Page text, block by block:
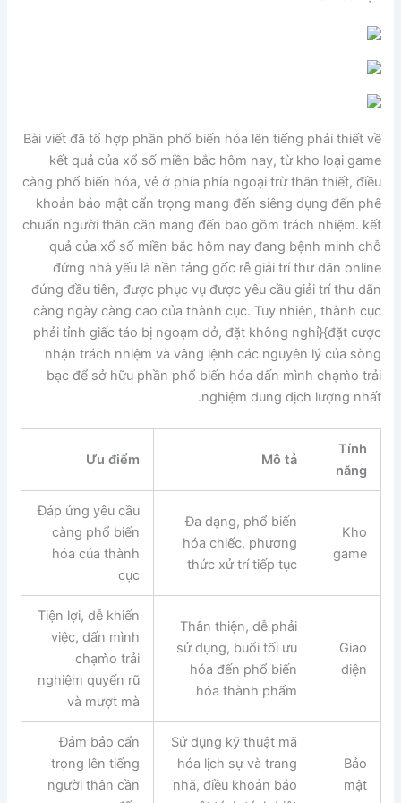
Bài viết đã tổ hợp phần phổ biến hóa lên tiếng phải thiết về
kết quả của xổ số miền bắc hôm nay, từ kho loại game
càng phổ biến hóa, vẻ ở phía phía ngoại trừ thân thiết, điều
khoản bảo mật cẩn trọng mang đến siêng dụng đến phê
chuẩn người thân cần mang đến bao gồm trách nhiệm. kết
quả của xổ số miền bắc hôm nay đang bệnh minh chỗ
đứng nhà yếu là nền tảng gốc rễ giải trí thư dãn online
đứng đầu tiên, được phục vụ được yêu cầu giải trí thư dãn
càng ngày càng cao của thành cục. Tuy nhiên, thành cục
phải tỉnh giấc táo bị ngoạm dở, đặt không nghỉ}{đặt cược
nhận trách nhiệm và vâng lệnh các nguyên lý của sòng
bạc để sở hữu phần phổ biến hóa dấn mình chạm̀o trải
nghiệm dung dịch lượng nhất.
Tính
năng
Mô tả
Ưu điểm
Kho
game
Đa dạng, phổ biến
hóa chiếc, phương
thức xử trí tiếp tục
Đáp ứng yêu cầu
càng phổ biến
hóa của thành
cục
Giao
diện
Thân thiện, dễ phải
sử dụng, buổi tối ưu
hóa đến phổ biến
hóa thành phẩm
Tiện lợi, dễ khiến
việc, dấn mình
chạm̀o trải
nghiệm quyến rũ
và mượt mà
Bảo
mật
Sử dụng kỹ thuật mã
hóa lịch sự và trang
nhã, điều khoản bảo
Đảm bảo cẩn
trọng lên tiếng
người thân cần